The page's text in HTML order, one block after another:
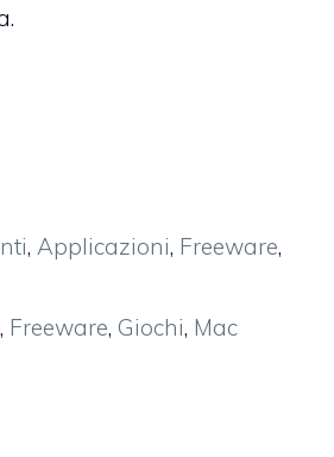
, Applicazioni, Freeware,
, Freeware, Giochi, Mac